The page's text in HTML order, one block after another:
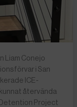
Liam Conejo
i San
ICE-
återvända
Project